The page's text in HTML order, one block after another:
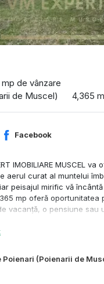
de vânzare
de Muscel)
4,365
Poienari (Poienarii de
Facebook
IMOBILIARE MUSCEL
aerul curat al muntelui
peisajul mirific vă
mp oferă oportunitatea
vacanță, o pensiune sau
ale terenului sunt
tipuri de construcții
al zonei.